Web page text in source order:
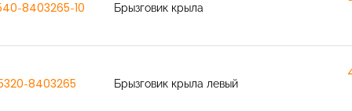
8403265-10 Брызговик крыла
8403265 Брызговик крыла левый